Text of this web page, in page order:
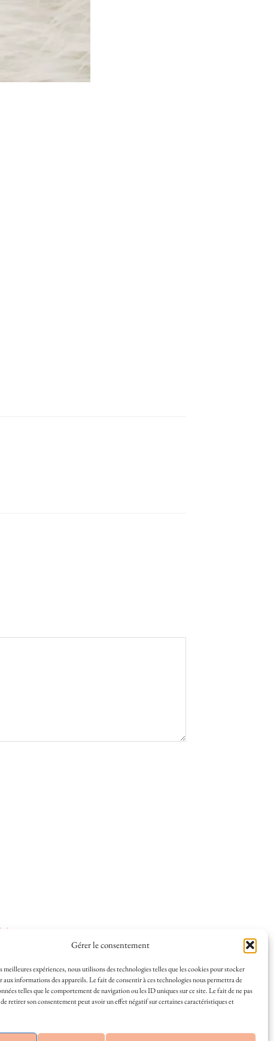
Gérer le consentement
meilleures expériences, nous utilisons des technologies telles que les cookies pour stocker
aux informations des appareils. Le fait de consentir à ces technologies nous permettra de
telles que le comportement de navigation ou les ID uniques sur ce site. Le fait de ne pas
retirer son consentement peut avoir un effet négatif sur certaines caractéristiques et
et la vie à La Rochelle, où je vis depuis plusieurs
en solo ou à plusieurs, et mes meilleures adresses
tenu par une locale ? Vous êtes au bon